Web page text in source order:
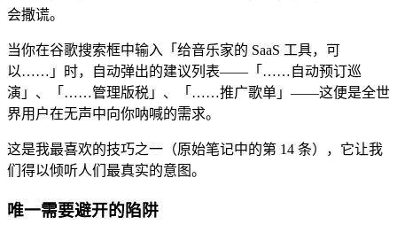
会撒谎。
当你在谷歌搜索框中输入「给音乐家的 SaaS 工具，可
以……」时，自动弹出的建议列表——「……自动预订巡
演」、「……管理版税」、「……推广歌单」——这便是全世
界用户在无声中向你呐喊的需求。
这是我最喜欢的技巧之一（原始笔记中的第 14 条），它让我
们得以倾听人们最真实的意图。
唯一需要避开的陷阱